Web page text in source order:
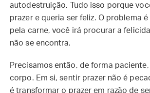
autodestruição. Tudo isso porque
prazer e queria ser feliz. O problema
pela carne, você irá procurar a
não se encontra.
Precisamos então, de forma
corpo. Em si, sentir prazer não é
é transformar o prazer em razão de